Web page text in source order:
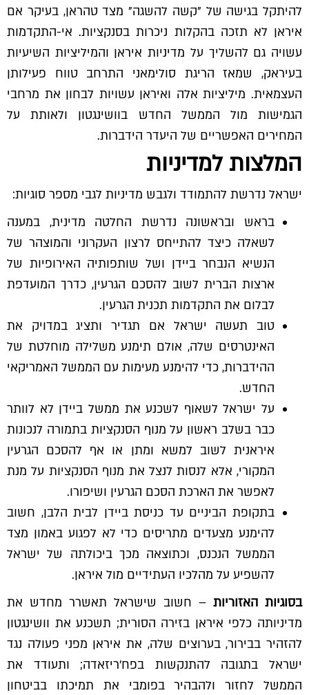
להיתקל בגישה של "קשה להשגה" מצד טהראן, בעיקר אם
איראן לא תזכה בהקלות ניכרות בסנקציות. אי-התקדמות
עשויה גם להשליך על מדיניות איראן והמיליציות השיעיות
בעיראק, שמאז הריגת סולימאני התרחב טווח פעילותן
העצמאית. מיליציות אלה ואיראן עשויות לבחון את מרחבי
הגמישות מול הממשל החדש בוושינגטון ולאותת על
המחירים האפשריים של היעדר הידברות.
המלצות למדיניות
ישראל נדרשת להתמודד ולגבש מדיניות לגבי מספר סוגיות:
בראש ובראשונה נדרשת החלטה מדינית, במענה
לשאלה כיצד להתייחס לרצון העקרוני והמוצהר של
הנשיא הנבחר ביידן ושל שותפותיה האירופיות של
ארצות הברית לשוב להסכם הגרעין, כדרך המועדפת
לבלום את התקדמות תכנית הגרעין.
טוב תעשה ישראל אם תגדיר ותציג במדויק את
האינטרסים שלה, אולם תימנע משלילה מוחלטת של
ההידברות, כדי להימנע מעימות עם הממשל האמריקאי
החדש.
על ישראל לשאוף לשכנע את ממשל ביידן לא לוותר
כבר בשלב ראשון על מנוף הסנקציות בתמורה לנכונות
איראנית לשוב למשא ומתן או אף להסכם הגרעין
המקורי, אלא לנסות לנצל את מנוף הסנקציות על מנת
לאפשר את הארכת הסכם הגרעין ושיפורו.
בתקופת הביניים עד כניסת ביידן לבית הלבן, חשוב
להימנע מצעדים מתריסים כדי לא לפגוע באמון מצד
הממשל הנכנס, וכתוצאה מכך ביכולתה של ישראל
להשפיע על מהלכיו העתידיים מול איראן.
בסוגיות האזוריות – חשוב שישראל תאשרר מחדש את
מדיניותה כלפי איראן בזירה הסורית; תשכנע את וושינגטון
להזהיר בבירור, בערוצים שלה, את איראן מפני פעולה נגד
ישראל בתגובה להתנקשות בפח'ריזאדה; ותעודד את
הממשל לחזור ולהבהיר בפומבי את תמיכתו בביטחון